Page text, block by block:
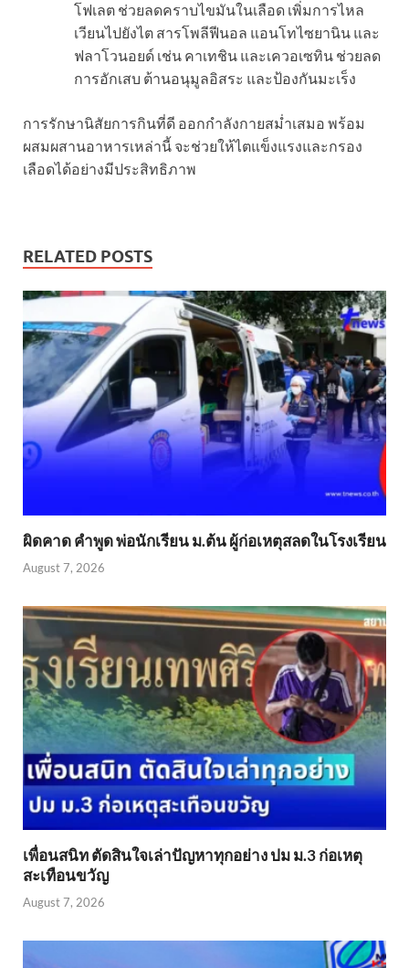
โฟเลต ช่วยลดคราบไขมันในเลือด เพิ่มการไหล
เวียนไปยังไต สารโพลีฟีนอล แอนโทไซยานิน และ
ฟลาโวนอยด์ เช่น คาเทชิน และเควอเซทิน ช่วยลด
การอักเสบ ต้านอนุมูลอิสระ และป้องกันมะเร็ง
การรักษานิสัยการกินที่ดี ออกกำลังกายสม่ำเสมอ พร้อม
ผสมผสานอาหารเหล่านี้ จะช่วยให้ไตแข็งแรงและกรอง
เลือดได้อย่างมีประสิทธิภาพ
RELATED POSTS
ผิดคาด คำพูด พ่อนักเรียน ม.ต้น ผู้ก่อเหตุสลดในโรงเรียน
August 7, 2026
เพื่อนสนิท ตัดสินใจเล่าปัญหาทุกอย่าง ปม ม.3 ก่อเหตุ
สะเทือนขวัญ
August 7, 2026